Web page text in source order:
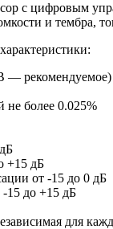
с цифровым
и тембра,
— рекомендуемое)
более 0.025%
+15 дБ
от -15 до 0 дБ
-15 до +15 дБ
для